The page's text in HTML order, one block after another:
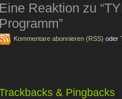
Eine Reaktion zu
Programm”
Kommentare abonnieren (RSS) oder
& Pingbacks